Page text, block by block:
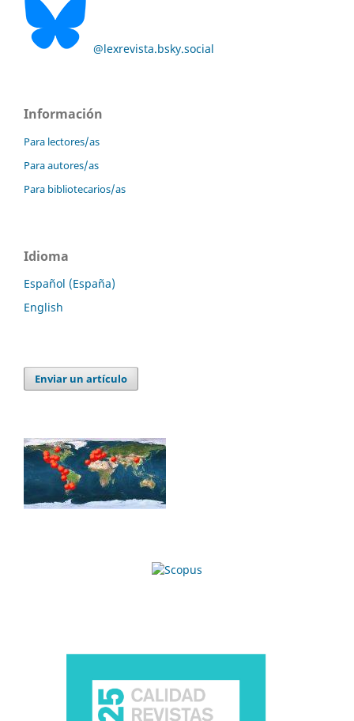
@lexrevista.bsky.social
Información
Para lectores/as
Para autores/as
Para bibliotecarios/as
Idioma
Español (España)
English
Enviar un artículo